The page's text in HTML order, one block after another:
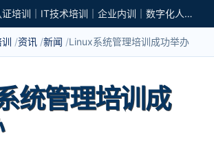
艾威培训｜职业认证培训｜IT技术培训｜企业内训｜数字化人才培养
资讯 新闻 Linux系统管理培训成功举办
统管理培训成